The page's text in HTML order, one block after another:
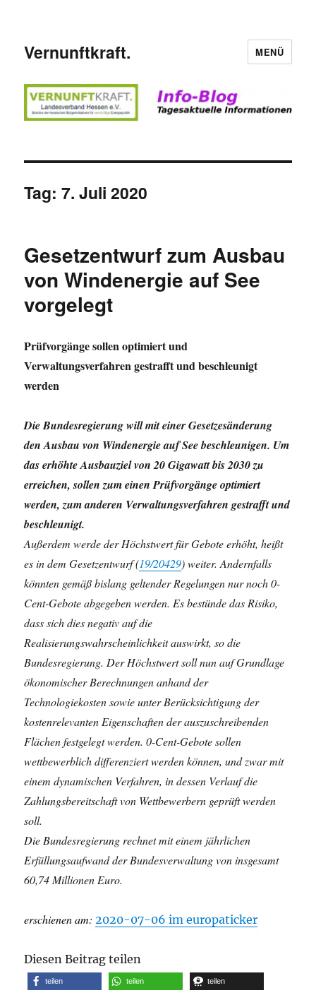
Vernunftkraft. MENÜ
Tag:7. Juli 2020
Gesetzentwurf zum Ausbau
von Windenergie auf See
vorgelegt
Prüfvorgänge sollen optimiert und
Verwaltungsverfahren gestrafft und beschleunigt
werden
Die Bundesregierung will mit einer Gesetzesänderung
den Ausbau von Windenergie auf See beschleunigen. Um
das erhöhte Ausbauziel von 20 Gigawatt bis 2030 zu
erreichen, sollen zum einen Prüfvorgänge optimiert
werden, zum anderen Verwaltungsverfahren gestrafft und
beschleunigt.
Außerdem werde der Höchstwert für Gebote erhöht, heißt
es in dem Gesetzentwurf (19/20429) weiter. Andernfalls
könnten gemäß bislang geltender Regelungen nur noch 0-
Cent-Gebote abgegeben werden. Es bestünde das Risiko,
dass sich dies negativ auf die
Realisierungswahrscheinlichkeit auswirkt, so die
Bundesregierung. Der Höchstwert soll nun auf Grundlage
ökonomischer Berechnungen anhand der
Technologiekosten sowie unter Berücksichtigung der
kostenrelevanten Eigenschaften der auszuschreibenden
Flächen festgelegt werden. 0-Cent-Gebote sollen
wettbewerblich differenziert werden können, und zwar mit
einem dynamischen Verfahren, in dessen Verlauf die
Zahlungsbereitschaft von Wettbewerbern geprüft werden
soll.
Die Bundesregierung rechnet mit einem jährlichen
Erfüllungsaufwand der Bundesverwaltung von insgesamt
60,74 Millionen Euro.
erschienen am: 2020-07-06 im europaticker
Diesen Beitrag teilen
teilen teilen teilen